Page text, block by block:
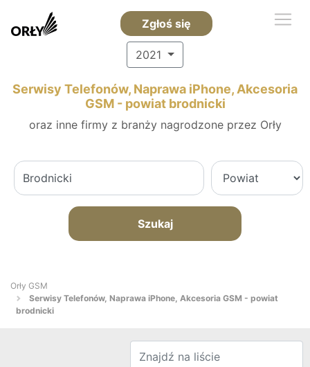
Zgłoś się
2021
Serwisy Telefonów, Naprawa iPhone, Akcesoria
GSM - powiat brodnicki
oraz inne firmy z branży nagrodzone przez Orły
Szukaj
Orły GSM
Serwisy Telefonów, Naprawa iPhone, Akcesoria GSM - powiat
brodnicki